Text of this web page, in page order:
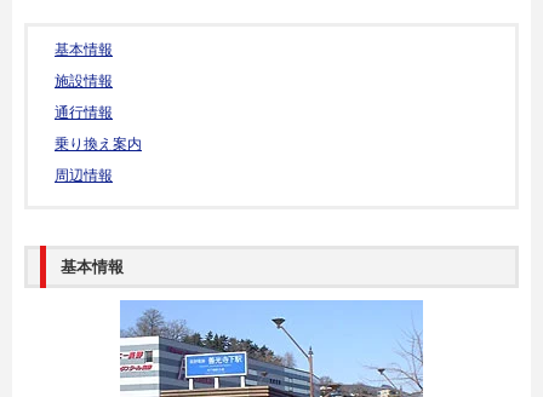
基本情報
施設情報
通行情報
乗り換え案内
周辺情報
基本情報